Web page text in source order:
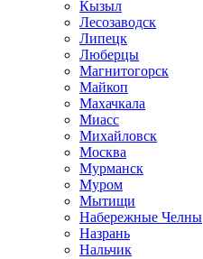
Кызыл
Лесозаводск
Липецк
Люберцы
Магнитогорск
Майкоп
Махачкала
Миасс
Михайловск
Москва
Мурманск
Муром
Мытищи
Набережные Челны
Назрань
Нальчик